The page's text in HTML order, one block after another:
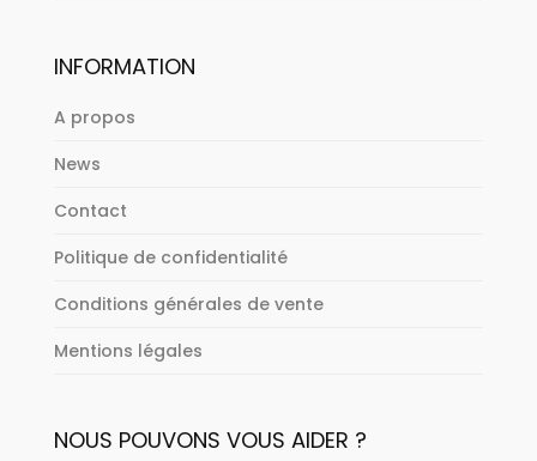
INFORMATION
A propos
News
Contact
Politique de confidentialité
Conditions générales de vente
Mentions légales
NOUS POUVONS VOUS AIDER ?